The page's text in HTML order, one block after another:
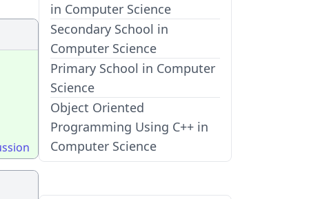
in Computer Science
Secondary School in
Computer Science
Primary School in Computer
Science
Object Oriented
Programming Using C++ in
Computer Science